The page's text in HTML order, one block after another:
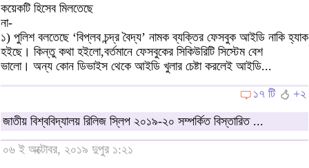
কয়েকটি হিসেব মিলতেছে
না-
১) পুলিশ বলতেছে ‘বিপ্লব চন্দ্র বৈদ্য’ নামক ব্যক্তির ফেসবুক আইডি নাকি হ্যাক
হইছে। কিন্তু কথা হইলো,বর্তমানে ফেসবুকের সিকিউরিটি সিস্টেম বেশ
ভালো। অন্য কোন ডিভাইস থেকে আইডি খুলার চেষ্টা করলেই আইডি...
১৭ টি
+২
জাতীয় বিশ্ববিদ্যালয় রিলিজ স্লিপ ২০১৯-২০ সম্পর্কিত বিস্তারিত ...
০৬ ই অক্টোবর, ২০১৯ দুপুর ১:২১